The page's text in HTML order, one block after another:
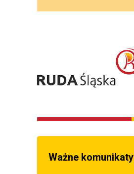
Ważne komunikaty